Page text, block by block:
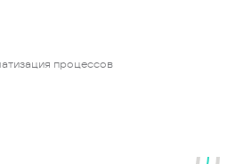
процессов